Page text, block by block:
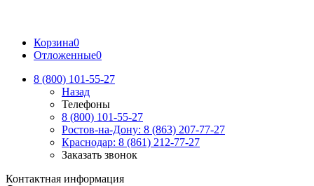
Корзина0
Отложенные0
8 (800) 101-55-27
Назад
Телефоны
8 (800) 101-55-27
Ростов-на-Дону: 8 (863) 207-77-27
Краснодар: 8 (861) 212-77-27
Заказать звонок
Контактная информация